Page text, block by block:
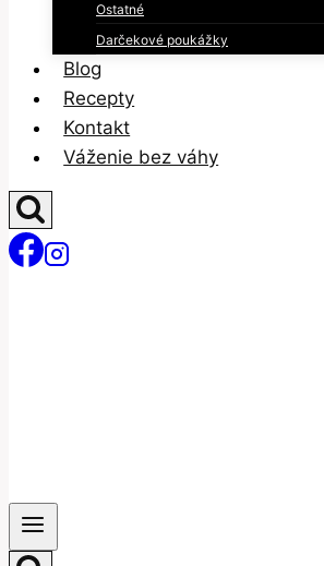
Ostatné
Darčekové poukážky
Blog
Recepty
Kontakt
Váženie bez váhy